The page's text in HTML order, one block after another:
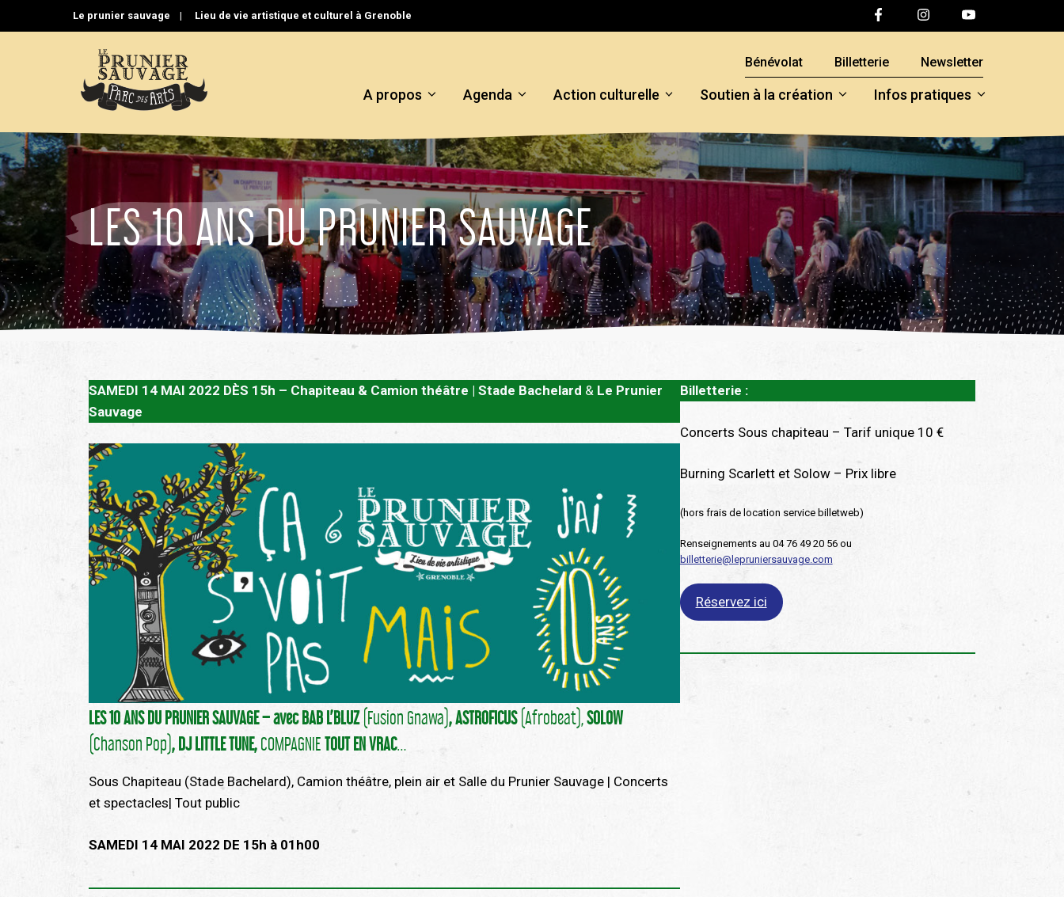
au
Le prunier sauvage | Lieu de vie artistique et culturel à Grenoble
A propos Agenda Action culturelle Soutien à la création Infos pratiques
Bénévolat Billetterie Newsletter
LES 10 ANS DU PRUNIER SAUVAGE
SAMEDI 14 MAI 2022 DÈS 15h – Chapiteau & Camion théâtre | Stade Bachelard & Le Prunier
Sauvage
LES 10 ANS DU PRUNIER SAUVAGE – avec BAB L’BLUZ(Fusion Gnawa), ASTROFICUS(Afrobeat), SOLOW
(Chanson Pop),DJ LITTLE TUNE,COMPAGNIETOUT EN VRAC…
Sous Chapiteau (Stade Bachelard), Camion théâtre, plein air et Salle du Prunier Sauvage | Concerts
et spectacles| Tout public
SAMEDI 14 MAI 2022 DE 15h à 01h00
Billetterie :
Concerts Sous chapiteau – Tarif unique 10 €
Burning Scarlett et Solow – Prix libre
(hors frais de location service billetweb)
Renseignements au 04 76 49 20 56 ou
billetterie@lepruniersauvage.com
Réservez ici